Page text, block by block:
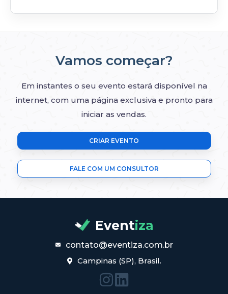
vendas de forma rápida e descomplicada!
Vamos começar?
Em instantes o seu evento estará disponível na
internet, com uma página exclusiva e pronto para
iniciar as vendas.
CRIAR EVENTO
FALE COM UM CONSULTOR
Eventiza
contato@eventiza.com.br
Campinas (SP), Brasil.